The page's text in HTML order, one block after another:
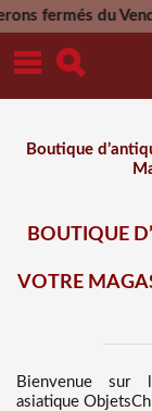
du Vendredi 24
Boutique
BOUTIQUE
VOTRE
Bienvenue sur
asiatique